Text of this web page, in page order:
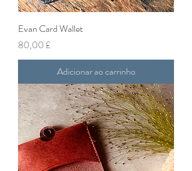
Evan Card Wallet
Preço
80,00 £
Adicionar ao carrinho